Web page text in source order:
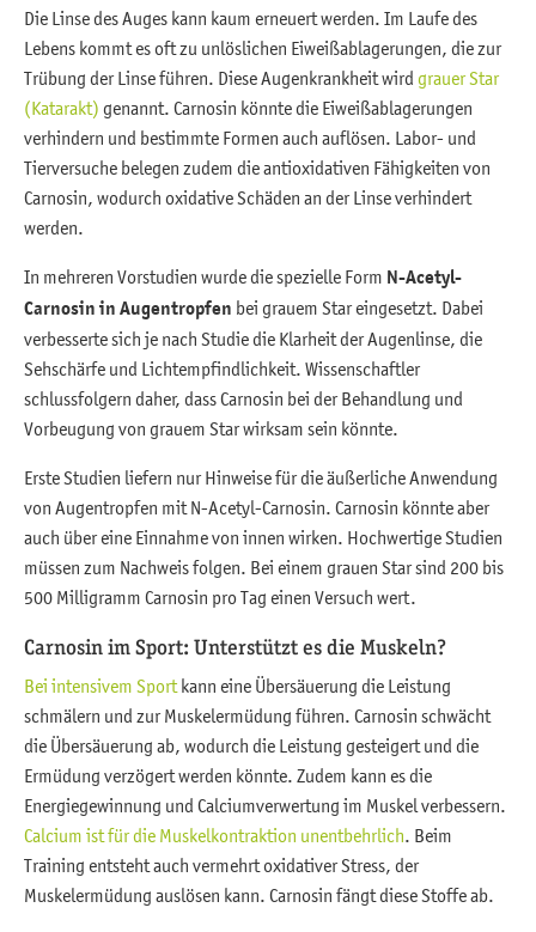
Die Linse des Auges kann kaum erneuert werden. Im Laufe des
Lebens kommt es oft zu unlöslichen Eiweißablagerungen, die zur
Trübung der Linse führen. Diese Augenkrankheit wird grauer Star
(Katarakt) genannt. Carnosin könnte die Eiweißablagerungen
verhindern und bestimmte Formen auch auflösen. Labor- und
Tierversuche belegen zudem die antioxidativen Fähigkeiten von
Carnosin, wodurch oxidative Schäden an der Linse verhindert
werden.
In mehreren Vorstudien wurde die spezielle Form N-Acetyl-
Carnosin in Augentropfen bei grauem Star eingesetzt. Dabei
verbesserte sich je nach Studie die Klarheit der Augenlinse, die
Sehschärfe und Lichtempfindlichkeit. Wissenschaftler
schlussfolgern daher, dass Carnosin bei der Behandlung und
Vorbeugung von grauem Star wirksam sein könnte.
Erste Studien liefern nur Hinweise für die äußerliche Anwendung
von Augentropfen mit N-Acetyl-Carnosin. Carnosin könnte aber
auch über eine Einnahme von innen wirken. Hochwertige Studien
müssen zum Nachweis folgen. Bei einem grauen Star sind 200 bis
500 Milligramm Carnosin pro Tag einen Versuch wert.
Carnosin im Sport: Unterstützt es die Muskeln?
Bei intensivem Sport kann eine Übersäuerung die Leistung
schmälern und zur Muskelermüdung führen. Carnosin schwächt
die Übersäuerung ab, wodurch die Leistung gesteigert und die
Ermüdung verzögert werden könnte. Zudem kann es die
Energiegewinnung und Calciumverwertung im Muskel verbessern.
Calcium ist für die Muskelkontraktion unentbehrlich. Beim
Training entsteht auch vermehrt oxidativer Stress, der
Muskelermüdung auslösen kann. Carnosin fängt diese Stoffe ab.